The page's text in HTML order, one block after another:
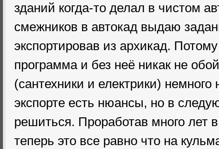
зданий когда-то делал в чистом
смежников в автокад выдаю
экспортировав из архикад.
программа и без неё никак не
(сантехники и електрики)
экспорте есть нюансы, но в
решиться. Проработав много лет
теперь это все равно что на